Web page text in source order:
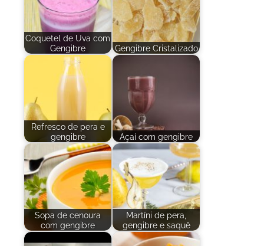
Coquetel de Uva com
Gengibre
Gengibre Cristalizado
Refresco de pera e
gengibre
Açaí com gengibre
Sopa de cenoura
com gengibre
Martíni de pera,
gengibre e saquê